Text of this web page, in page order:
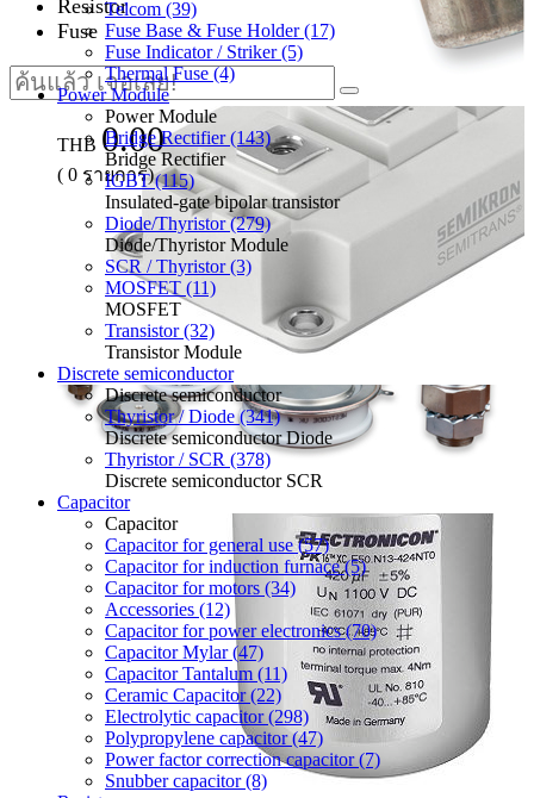
Resistor
Fuse
THB 0.00
( 0 รายการ)
Telcom (39)
Fuse Base & Fuse Holder (17)
Fuse Indicator / Striker (5)
Thermal Fuse (4)
Power Module
Power Module
Bridge Rectifier (143)
Bridge Rectifier
IGBT (115)
Insulated-gate bipolar transistor
Diode/Thyristor (279)
Diode/Thyristor Module
SCR / Thyristor (3)
MOSFET (11)
MOSFET
Transistor (32)
Transistor Module
Discrete semiconductor
Discrete semiconductor
Thyristor / Diode (341)
Discrete semiconductor Diode
Thyristor / SCR (378)
Discrete semiconductor SCR
Capacitor
Capacitor
Capacitor for general use (57)
Capacitor for induction furnace (5)
Capacitor for motors (34)
Accessories (12)
Capacitor for power electronics (70)
Capacitor Mylar (47)
Capacitor Tantalum (11)
Ceramic Capacitor (22)
Electrolytic capacitor (298)
Polypropylene capacitor (47)
Power factor correction capacitor (7)
Snubber capacitor (8)